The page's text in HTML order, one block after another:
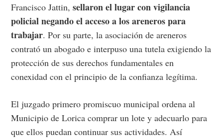
Francisco Jattin,sellaron el lugar con vigilancia
policial negando el acceso a los areneros para
trabajar. Por su parte, la asociación de areneros
contrató un abogado e interpuso una tutela exigiendo la
protección de sus derechos fundamentales en
conexidad con el principio de la confianza legítima.
El juzgado primero promiscuo municipal ordena al
Municipio de Lorica comprar un lote y adecuarlo para
que ellos puedan continuar sus actividades. Así